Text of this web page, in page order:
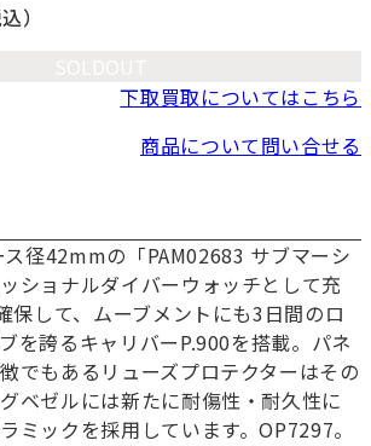
）
下取買取についてはこちら
商品について問い合せる
径42mmの「PAM02683 サブマーシ
ショナルダイバーウォッチとして充
保して、ムーブメントにも3日間のロ
を誇るキャリバーP.900を搭載。パネ
でもあるリューズプロテクターはその
ベゼルには新たに耐傷性・耐久性に
ミックを採用しています。OP7297。